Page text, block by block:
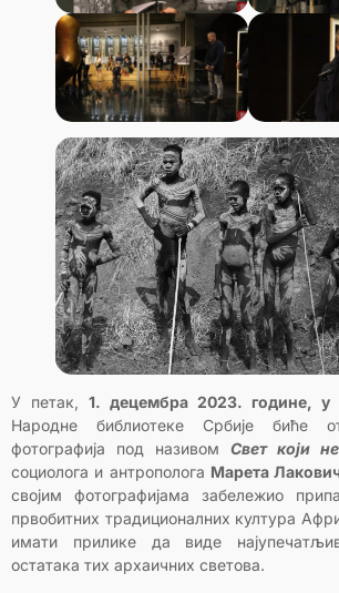
У петак, 1. децембра 2023. године, у
Народне библиотеке Србије биће
фотографија под називом Свет који
социолога и антрополога Марeта
својим фотографијама забележио
првобитних традиционалних култура
имати прилике да виде
остатака тих архаичних светова.